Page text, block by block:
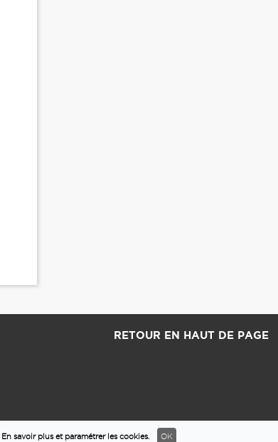
RETOUR EN HAUT DE PAGE
En savoir plus et paramétrer les cookies. OK